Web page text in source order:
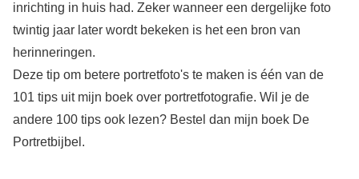
inrichting in huis had. Zeker wanneer een dergelijke foto
twintig jaar later wordt bekeken is het een bron van
herinneringen.
Deze tip om betere portretfoto's te maken is één van de
101 tips uit mijn boek over portretfotografie. Wil je de
andere 100 tips ook lezen? Bestel dan mijn boek De
Portretbijbel.